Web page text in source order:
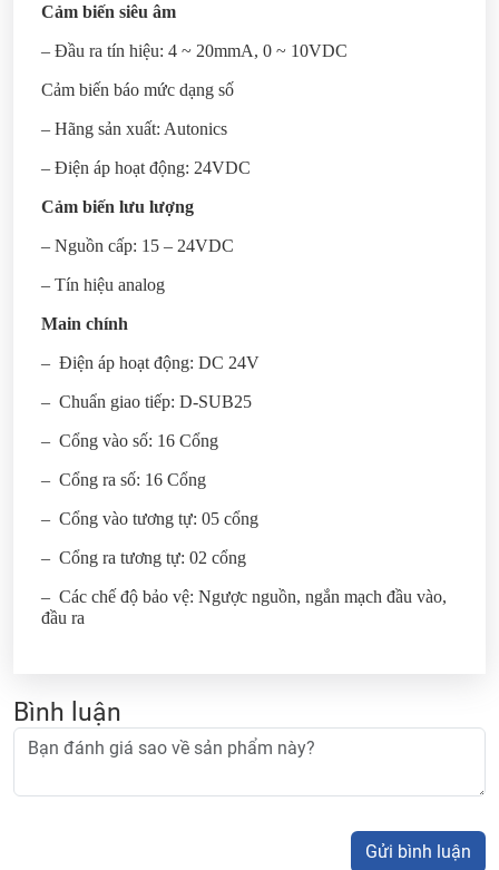
Cảm biến siêu âm
– Đầu ra tín hiệu: 4 ~ 20mmA, 0 ~ 10VDC
Cảm biến báo mức dạng số
– Hãng sản xuất: Autonics
– Điện áp hoạt động: 24VDC
Cảm biến lưu lượng
– Nguồn cấp: 15 – 24VDC
– Tín hiệu analog
Main chính
– Điện áp hoạt động: DC 24V
– Chuẩn giao tiếp: D-SUB25
– Cổng vào số: 16 Cổng
– Cổng ra số: 16 Cổng
– Cổng vào tương tự: 05 cổng
– Cổng ra tương tự: 02 cổng
– Các chế độ bảo vệ: Ngược nguồn, ngắn mạch đầu vào,
đầu ra
Bình luận
Gửi bình luận